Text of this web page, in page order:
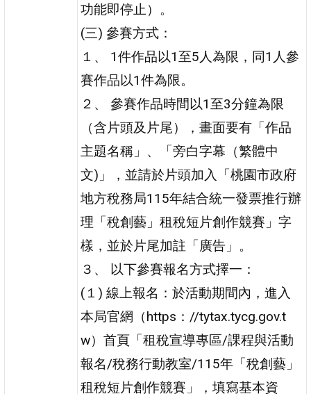
功能即停止）。
(三) 參賽方式：
１、 1件作品以1至5人為限，同1人參
賽作品以1件為限。
２、 參賽作品時間以1至3分鐘為限
（含片頭及片尾），畫面要有「作品
主題名稱」、「旁白字幕（繁體中
文)」，並請於片頭加入「桃園市政府
地方稅務局115年結合統一發票推行辦
理「稅創藝」租稅短片創作競賽」字
樣，並於片尾加註「廣告」。
３、 以下參賽報名方式擇一：
(１) 線上報名：於活動期間內，進入
本局官網（https：//tytax.tycg.gov.t
w）首頁「租稅宣導專區/課程與活動
報名/稅務行動教室/115年「稅創藝」
租稅短片創作競賽」，填寫基本資